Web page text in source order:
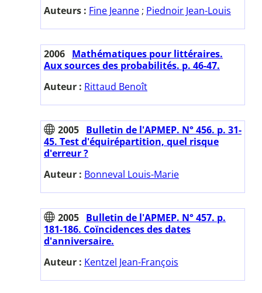
Auteurs : Fine Jeanne ; Piednoir Jean-Louis
2006 Mathématiques pour littéraires.
Aux sources des probabilités. p. 46-47.
Auteur : Rittaud Benoît
2005 Bulletin de l'APMEP. N° 456. p. 31-
45. Test d'équirépartition, quel risque
d'erreur ?
Auteur : Bonneval Louis-Marie
2005 Bulletin de l'APMEP. N° 457. p.
181-186. Coïncidences des dates
d'anniversaire.
Auteur : Kentzel Jean-François